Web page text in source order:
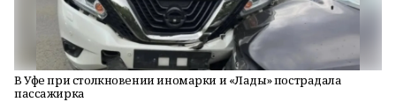
В Уфе при столкновении иномарки и «Лады» пострадала
пассажирка